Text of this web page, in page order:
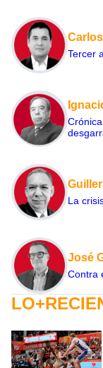
Tercer
La
José
Contra